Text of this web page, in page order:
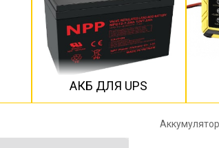
АКБ ДЛЯ UPS